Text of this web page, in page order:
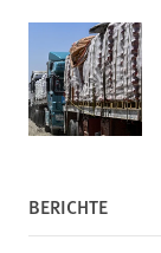
BERICHTE